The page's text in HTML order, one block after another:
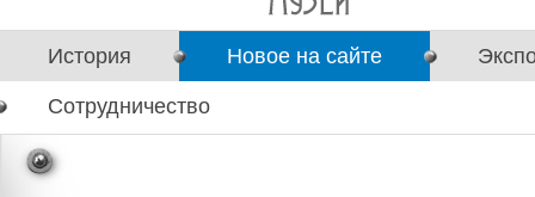
История Новое на сайте
Сотрудничество